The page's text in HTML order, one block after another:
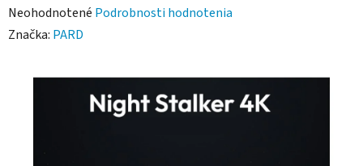
Priemerné
hodnotenie
Neohodnotené Podrobnosti hodnotenia
Značka: PARD